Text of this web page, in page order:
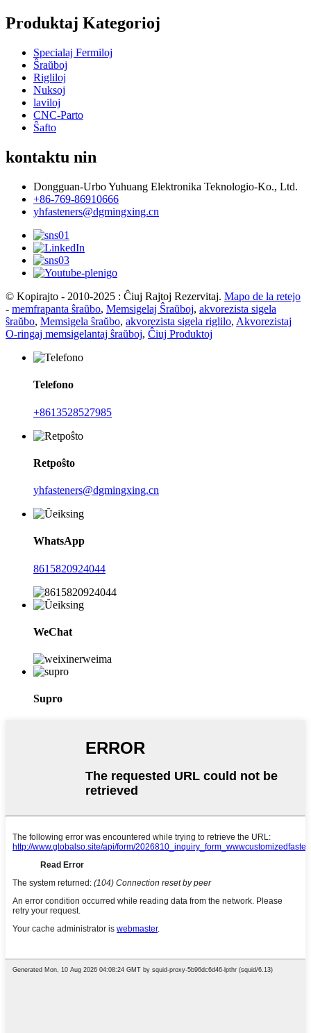
Produktaj Kategorioj
Specialaj Fermiloj
Ŝraŭboj
Rigliloj
Nuksoj
laviloj
CNC-Parto
Ŝafto
kontaktu nin
Dongguan-Urbo Yuhuang Elektronika Teknologio-Ko., Ltd.
+86-769-86910666
yhfasteners@dgmingxing.cn
© Kopirajto - 2010-2025 : Ĉiuj Rajtoj Rezervitaj. Mapo de la retejo
- memfrapanta ŝraŭbo, Memsigelaj Ŝraŭboj, akvorezista sigela
ŝraŭbo, Memsigela ŝraŭbo, akvorezista sigela riglilo, Akvorezistaj
O-ringaj memsigelantaj ŝraŭboj, Ĉiuj Produktoj
Telefono
+8613528527985
Retpoŝto
yhfasteners@dgmingxing.cn
WhatsApp
8615820924044
WeChat
Supro